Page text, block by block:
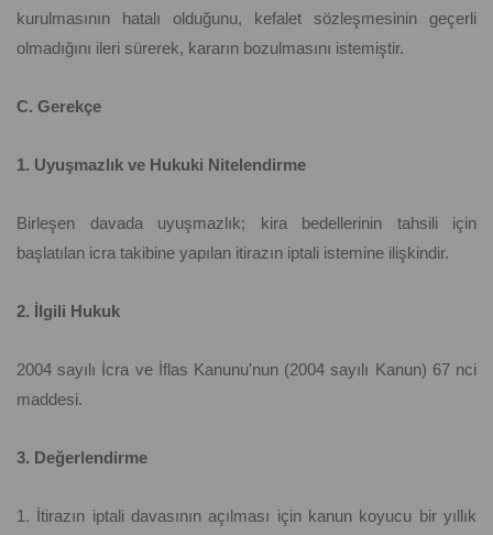
kurulmasının hatalı olduğunu, kefalet sözleşmesinin geçerli
olmadığını ileri sürerek, kararın bozulmasını istemiştir.
C. Gerekçe
1. Uyuşmazlık ve Hukuki Nitelendirme
Birleşen davada uyuşmazlık; kira bedellerinin tahsili için
başlatılan icra takibine yapılan itirazın iptali istemine ilişkindir.
2. İlgili Hukuk
2004 sayılı İcra ve İflas Kanunu'nun (2004 sayılı Kanun) 67 nci
maddesi.
3. Değerlendirme
1. İtirazın iptali davasının açılması için kanun koyucu bir yıllık